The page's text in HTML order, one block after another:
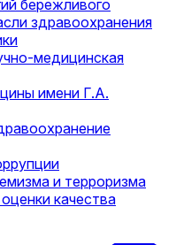
бережливого
здравоохранения
медицинская
имени Г.А.
и терроризма
качества